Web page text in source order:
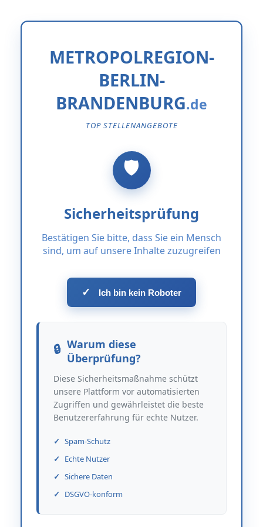
METROPOLREGION-
BERLIN-
BRANDENBURG
TOP STELLENANGEBOTE
Sicherheitsprüfung
Bestätigen Sie bitte, dass Sie ein Mensch
sind, um auf unsere Inhalte zuzugreifen
✓ Ich bin kein Roboter
Warum diese
Überprüfung?
Diese Sicherheitsmaßnahme schützt
unsere Plattform vor automatisierten
Zugriffen und gewährleistet die beste
Benutzererfahrung für echte Nutzer.
Spam-Schutz
Echte Nutzer
Sichere Daten
DSGVO-konform